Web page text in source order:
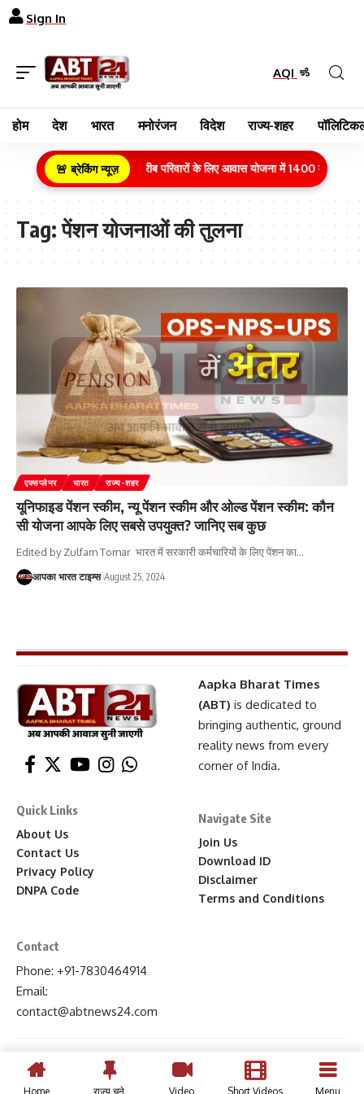
Sign In
AQI
होम देश भारत मनोरंजन विदेश राज्य-शहर
🚨 ब्रेकिंग न्यूज़
ग्रामीण क्षेत्र के गरीब परिवारों के लिए आवास योजना में 1400 करोड़ रुपये
Tag:पेंशन योजनाओं की तुलना
एक्सप्लेनर भारत राज्य-शहर
यूनिफाइड पेंशन स्कीम, न्यू पेंशन स्कीम और ओल्ड पेंशन स्कीम: कौन
सी योजना आपके लिए सबसे उपयुक्त? जानिए सब कुछ
Edited by Zulfam Tomar भारत में सरकारी कर्मचारियों के लिए पेंशन का…
आपका भारत टाइम्स August 25, 2024
Aapka Bharat Times
(ABT) is dedicated to
bringing authentic, ground
reality news from every
corner of India.
Quick Links
About Us
Contact Us
Privacy Policy
DNPA Code
Navigate Site
Join Us
Download ID
Disclaimer
Terms and Conditions
Contact
Phone: +91-7830464914
Email:
contact@abtnews24.com
Home राज्य चुने Video Short Videos Menu